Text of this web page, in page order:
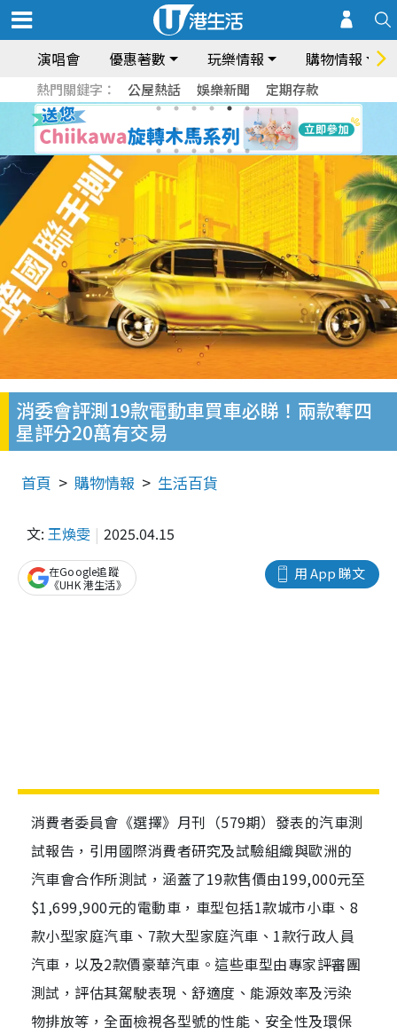
演唱會 優惠著數 玩樂情報 購物情報
熱門關鍵字： 公屋熱話 娛樂新聞 定期存款
消委會評測19款電動車買車必睇！兩款奪四
星評分20萬有交易
首頁 購物情報 生活百貨
文: 王煥雯 2025.04.15
用 App 睇文
在Google追蹤
《UHK 港生活》
消費者委員會《選擇》月刊（579期）發表的汽車測
試報告，引用國際消費者研究及試驗組織與歐洲的
汽車會合作所測試，涵蓋了19款售價由199,000元至
$1,699,900元的電動車，車型包括1款城市小車、8
款小型家庭汽車、7款大型家庭汽車、1款行政人員
汽車，以及2款價豪華汽車。這些車型由專家評審團
測試，評估其駕駛表現、舒適度、能源效率及污染
物排放等，全面檢視各型號的性能、安全性及環保